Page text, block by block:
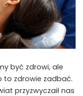
być zdrowi, ale
to zdrowie zadbać.
przyzwyczaił nas